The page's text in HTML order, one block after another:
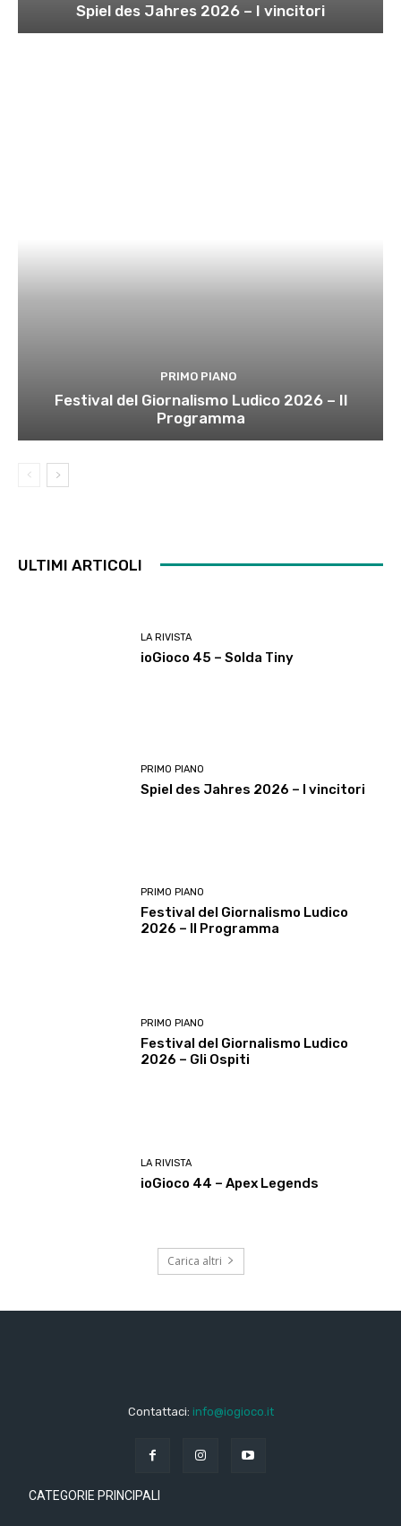
Spiel des Jahres 2026 – I vincitori
PRIMO PIANO
Festival del Giornalismo Ludico 2026 – Il
Programma
ULTIMI ARTICOLI
LA RIVISTA
ioGioco 45 – Solda Tiny
PRIMO PIANO
Spiel des Jahres 2026 – I vincitori
PRIMO PIANO
Festival del Giornalismo Ludico
2026 – Il Programma
PRIMO PIANO
Festival del Giornalismo Ludico
2026 – Gli Ospiti
LA RIVISTA
ioGioco 44 – Apex Legends
Carica altri
Contattaci: info@iogioco.it
CATEGORIE PRINCIPALI